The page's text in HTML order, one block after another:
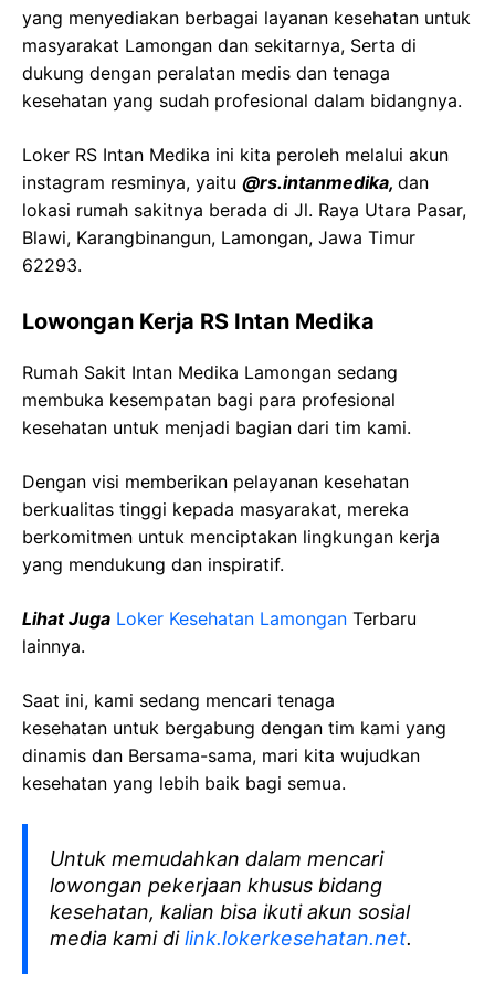
yang menyediakan berbagai layanan kesehatan untuk
masyarakat Lamongan dan sekitarnya, Serta di
dukung dengan peralatan medis dan tenaga
kesehatan yang sudah profesional dalam bidangnya.
Loker RS Intan Medika ini kita peroleh melalui akun
instagram resminya, yaitu @rs.intanmedika, dan
lokasi rumah sakitnya berada di Jl. Raya Utara Pasar,
Blawi, Karangbinangun, Lamongan, Jawa Timur
62293.
Lowongan Kerja RS Intan Medika
Rumah Sakit Intan Medika Lamongan sedang
membuka kesempatan bagi para profesional
kesehatan untuk menjadi bagian dari tim kami.
Dengan visi memberikan pelayanan kesehatan
berkualitas tinggi kepada masyarakat, mereka
berkomitmen untuk menciptakan lingkungan kerja
yang mendukung dan inspiratif.
Lihat Juga Loker Kesehatan Lamongan Terbaru
lainnya.
Saat ini, kami sedang mencari tenaga
kesehatan untuk bergabung dengan tim kami yang
dinamis dan Bersama-sama, mari kita wujudkan
kesehatan yang lebih baik bagi semua.
Untuk memudahkan dalam mencari
lowongan pekerjaan khusus bidang
kesehatan, kalian bisa ikuti akun sosial
media kami dilink.lokerkesehatan.net.